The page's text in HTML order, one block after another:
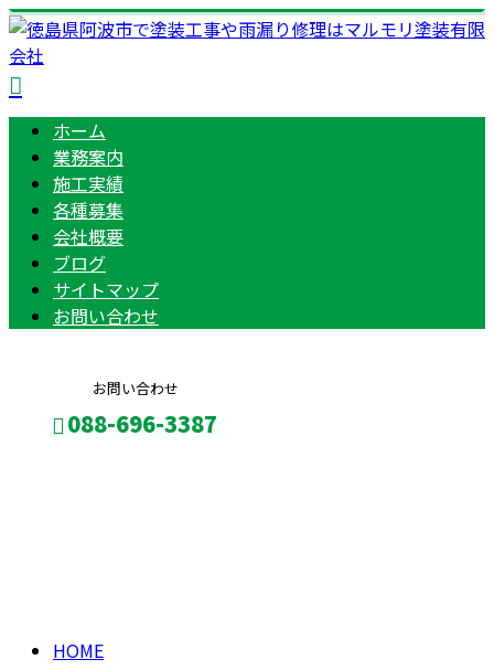
ホーム
業務案内
施工実績
各種募集
会社概要
ブログ
サイトマップ
お問い合わせ
お問い合わせ
088-696-3387
HOME